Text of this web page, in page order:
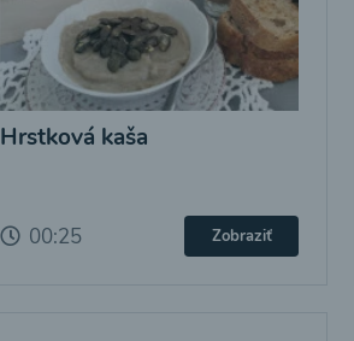
Hrstková kaša
00:25 Zobraziť